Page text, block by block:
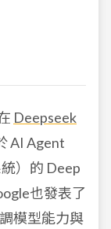
Deepseek
AI Agent
）的 Deep
也發表了
模型能力與